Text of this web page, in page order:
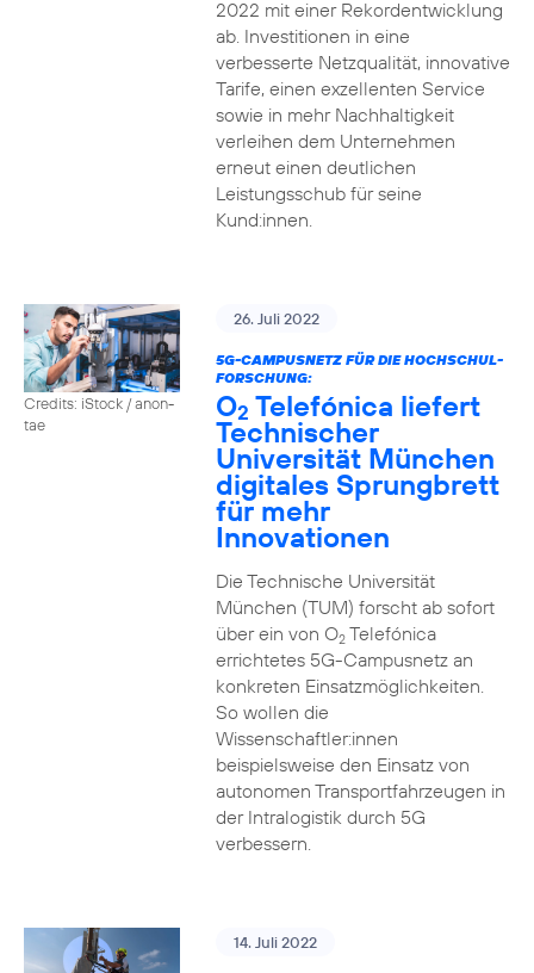
2022 mit einer Rekordentwicklung
ab. Investitionen in eine
verbesserte Netzqualität, innovative
Tarife, einen exzellenten Service
sowie in mehr Nachhaltigkeit
verleihen dem Unternehmen
erneut einen deutlichen
Leistungsschub für seine
Kund:innen.
Credits: iStock / anon-
tae
26. Juli 2022
5G-CAMPUSNETZ FÜR DIE HOCHSCHUL-
FORSCHUNG:
O2 Telefónica liefert
Technischer
Universität München
digitales Sprungbrett
für mehr
Innovationen
Die Technische Universität
München (TUM) forscht ab sofort
über ein von O2Telefónica
errichtetes 5G-Campusnetz an
konkreten Einsatzmöglichkeiten.
So wollen die
Wissenschaftler:innen
beispielsweise den Einsatz von
autonomen Transportfahrzeugen in
der Intralogistik durch 5G
verbessern.
14. Juli 2022